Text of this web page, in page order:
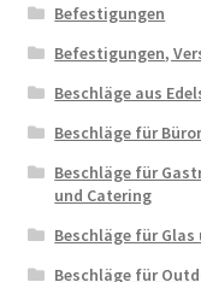
Befestigungen
Befestigungen,
Beschläge aus
Beschläge für
Beschläge für
und Catering
Beschläge für Glas
Beschläge für